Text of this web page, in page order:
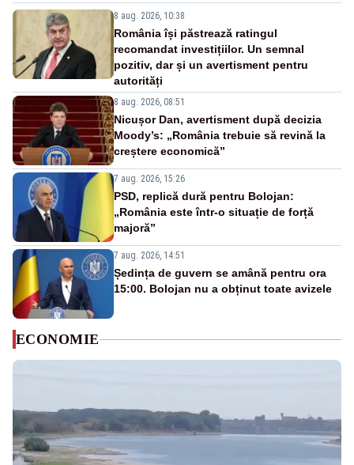
8 aug. 2026, 10:38
România își păstrează ratingul
recomandat investițiilor. Un semnal
pozitiv, dar și un avertisment pentru
autorități
8 aug. 2026, 08:51
Nicușor Dan, avertisment după decizia
Moody’s: „România trebuie să revină la
creștere economică”
7 aug. 2026, 15:26
PSD, replică dură pentru Bolojan:
„România este într-o situație de forță
majoră”
7 aug. 2026, 14:51
Ședința de guvern se amână pentru ora
15:00. Bolojan nu a obținut toate avizele
ECONOMIE